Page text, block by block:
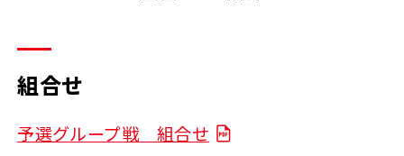
組合せ
予選グループ戦 組合せ